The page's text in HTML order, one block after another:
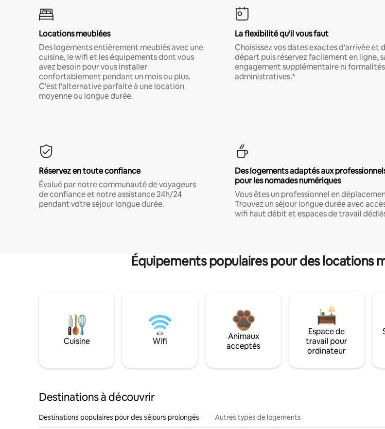
Locations meublées
Des logements entièrement meublés avec une
cuisine, le wifi et les équipements dont vous
avez besoin pour vous installer
confortablement pendant un mois ou plus.
C'est l'alternative parfaite à une location
moyenne ou longue durée.
La flexibilité qu'il vous faut
Choisissez vos dates exactes d'arrivée et
départ puis réservez facilement en ligne,
engagement supplémentaire ni formalités
administratives.*
Réservez en toute confiance
Évalué par notre communauté de voyageurs
de confiance et notre assistance 24h/24
pendant votre séjour longue durée.
Des logements adaptés aux
pour les nomades numériques
Vous êtes un professionnel en
Trouvez un séjour longue durée avec
wifi haut débit et espaces de travail
Équipements populaires pour des locations
Cuisine Wifi
Animaux
acceptés
Espace de
travail pour
ordinateur
Destinations à découvrir
Destinations populaires pour des séjours prolongés Autres types de logements